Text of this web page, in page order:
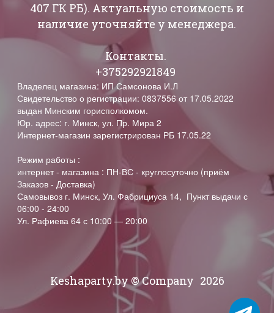
407 ГК РБ). Актуальную стоимость и
наличие уточняйте у менеджера.
Контакты.
+375292921849
Владелец магазина: ИП Самсонова И.Л
Свидетельство о регистрации: 0837556 от 17.05.2022
выдан Минским горисполкомом.
Юр. адрес: г. Минск, ул. Пр. Мира 2
Интернет-магазин зарегистрирован РБ 17.05.22
Режим работы :
интернет - магазина : ПН-ВС - круглосуточно (приём
Заказов - Доставка)
Самовывоз г. Минск, Ул. Фабрициуса 14, Пункт выдачи с
06:00 - 24:00
Ул. Рафиева 64 с 10:00 — 20:00
Keshaparty.by © Company 2026